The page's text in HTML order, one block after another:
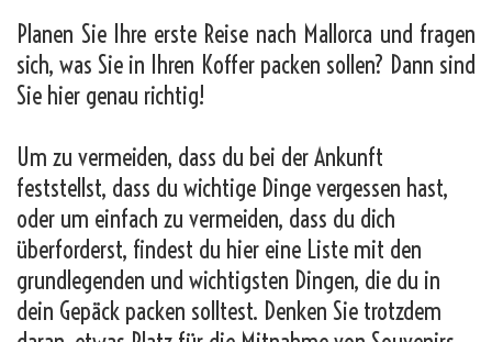
Planen Sie Ihre erste Reise nach Mallorca und fragen
sich, was Sie in Ihren Koffer packen sollen? Dann sind
Sie hier genau richtig!
Um zu vermeiden, dass du bei der Ankunft
feststellst, dass du wichtige Dinge vergessen hast,
oder um einfach zu vermeiden, dass du dich
überforderst, findest du hier eine Liste mit den
grundlegenden und wichtigsten Dingen, die du in
dein Gepäck packen solltest. Denken Sie trotzdem